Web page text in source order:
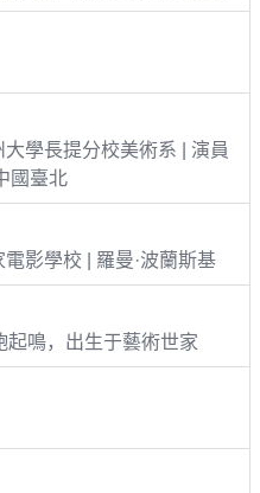
學長提分校美術系 | 演員
國臺北
影學校 | 羅曼·波蘭斯基
起鳴，出生于藝術世家